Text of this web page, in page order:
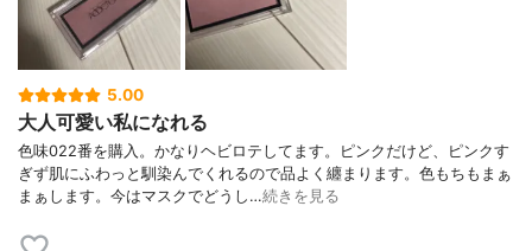
5.00
大人可愛い私になれる
色味022番を購入。かなりヘビロテしてます。ピンクだけど、ピンクす
ぎず肌にふわっと馴染んでくれるので品よく纏まります。色もちもまぁ
まぁします。今はマスクでどうし…続きを見る